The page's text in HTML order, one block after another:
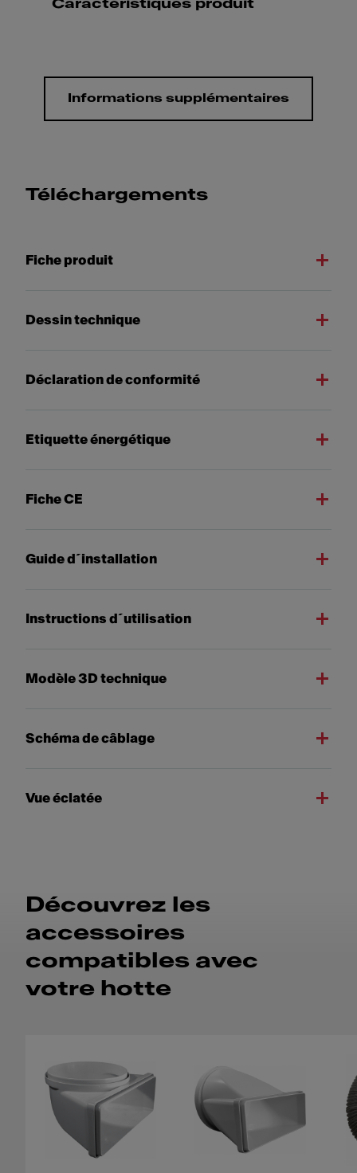
Caractéristiques produit
Informations supplémentaires
Téléchargements
Fiche produit
Dessin technique
Déclaration de conformité
Etiquette énergétique
Fiche CE
Guide d´installation
Instructions d´utilisation
Modèle 3D technique
Schéma de câblage
Vue éclatée
Découvrez les
accessoires
compatibles avec
votre hotte